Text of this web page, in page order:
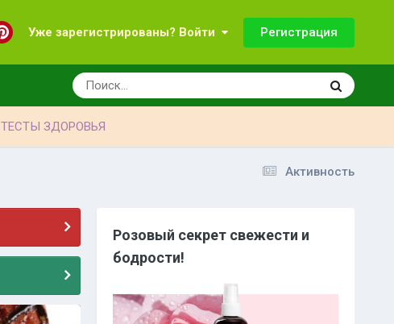
Уже зарегистрированы? Войти Регистрация
ТЕСТЫ ЗДОРОВЬЯ
Активность
Розовый секрет свежести и
бодрости!